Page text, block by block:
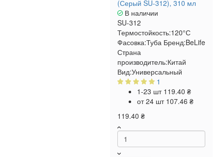
(Серый SU-312), 310 мл
В наличии
SU-312
Термостойкость:120°С
Фасовка:Туба Бренд:BeLife
Страна
производитель:Китай
Вид:Универсальный
1
1-23 шт 119.40 ₴
от 24 шт 107.46 ₴
119.40 ₴